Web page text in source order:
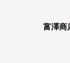
富澤商